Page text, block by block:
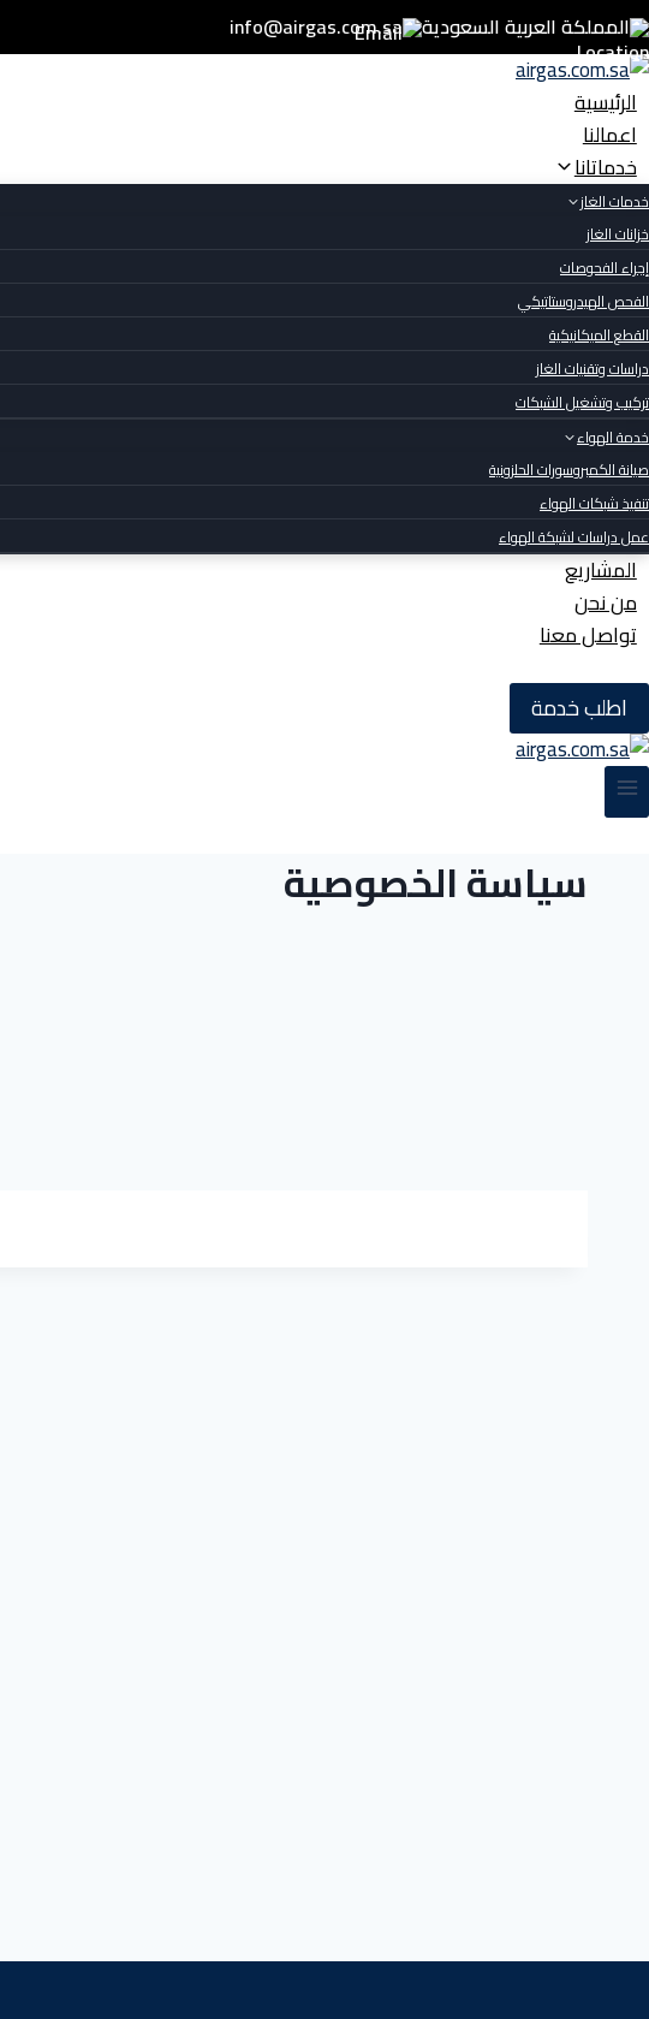
المملكة العربية السعودية info@airgas.com.sa
الرئيسية
اعمالنا
خدماتانا
خدمات الغاز
خزانات الغاز
إجراء الفحوصات
الفحص الهيدروستاتيكي
القطع الميكانيكية
دراسات وتقنيات الغاز
تركيب وتشغيل الشبكات
خدمة الهواء
صيانة الكمبروسورات الحلزونية
تنفيذ شبكات الهواء
عمل دراسات لشبكة الهواء
المشاريع
من نحن
تواصل معنا
اطلب خدمة
سياسة الخصوصية